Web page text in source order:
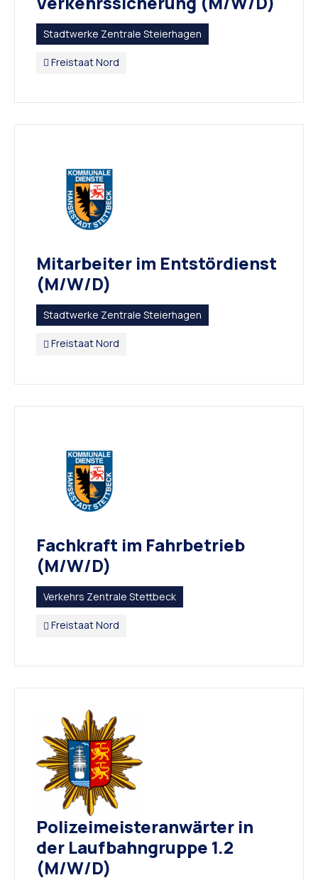
Stadtwerke Zentrale Steierhagen
Freistaat Nord
Mitarbeiter im Entstördienst
(M/W/D)
Stadtwerke Zentrale Steierhagen
Freistaat Nord
Fachkraft im Fahrbetrieb
(M/W/D)
Verkehrs Zentrale Stettbeck
Freistaat Nord
Polizeimeisteranwärter in
der Laufbahngruppe 1.2
(M/W/D)